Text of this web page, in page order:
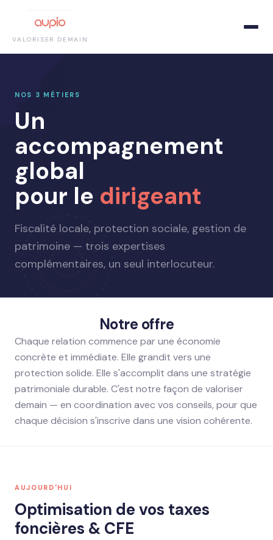
VALORISER DEMAIN
NOS 3 MÉTIERS
Un
accompagnement
global
pour le dirigeant
Fiscalité locale, protection sociale, gestion de
patrimoine — trois expertises
complémentaires, un seul interlocuteur.
Notre offre
Chaque relation commence par une économie
concrète et immédiate. Elle grandit vers une
protection solide. Elle s'accomplit dans une stratégie
patrimoniale durable. C'est notre façon de valoriser
demain — en coordination avec vos conseils, pour que
chaque décision s'inscrive dans une vision cohérente.
AUJOURD'HUI
Optimisation de vos taxes
foncières & CFE